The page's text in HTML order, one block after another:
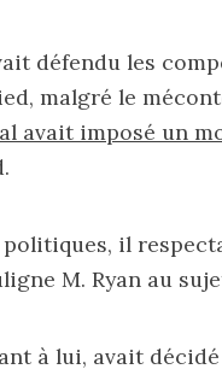
défendu les
malgré le
avait imposé un
il
M. Ryan au
à lui, avait